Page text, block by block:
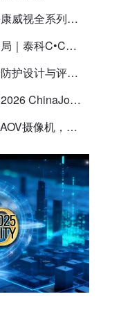
智能新时代
威视全系列物
更放心！
｜泰科C•CUR
智能新时代
护设计与评估
ChinaJo
“与AI同游”新
摄像机，三